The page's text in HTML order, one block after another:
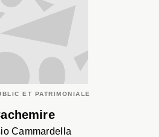
ET PATRIMONIALE
Cammardella